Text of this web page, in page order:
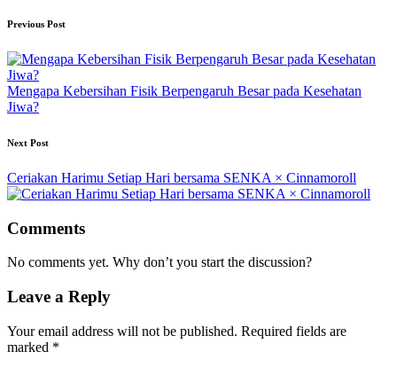
Post
navigation
Previous Post
Mengapa Kebersihan Fisik Berpengaruh Besar pada Kesehatan
Jiwa?
Next Post
Ceriakan Harimu Setiap Hari bersama SENKA × Cinnamoroll
Comments
No comments yet. Why don’t you start the discussion?
Leave a Reply
Your email address will not be published. Required fields are
marked *